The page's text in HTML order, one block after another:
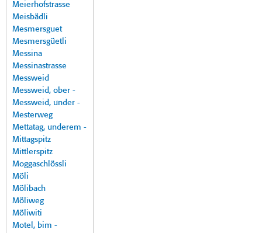
Meierhofstrasse
Meisbädli
Mesmersguet
Mesmersgüetli
Messina
Messinastrasse
Messweid
Messweid, ober -
Messweid, under -
Mesterweg
Mettatag, underem -
Mittagspitz
Mittlerspitz
Moggaschlössli
Möli
Mölibach
Möliweg
Möliwiti
Motel, bim -